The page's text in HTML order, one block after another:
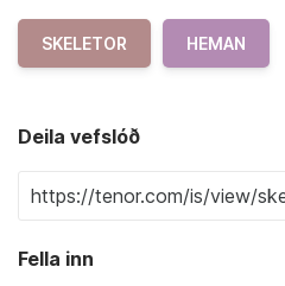
SKELETOR HEMAN
Deila vefslóð
Fella inn